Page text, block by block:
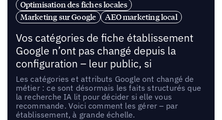
Optimisation des fiches locales
Marketing sur Google
AEO marketing local
Vos catégories de fiche établissement
Google n’ont pas changé depuis la
configuration – leur public, si
Les catégories et attributs Google ont changé de
métier : ce sont désormais les faits structurés que
la recherche IA lit pour décider si elle vous
recommande. Voici comment les gérer – par
établissement, à grande échelle.